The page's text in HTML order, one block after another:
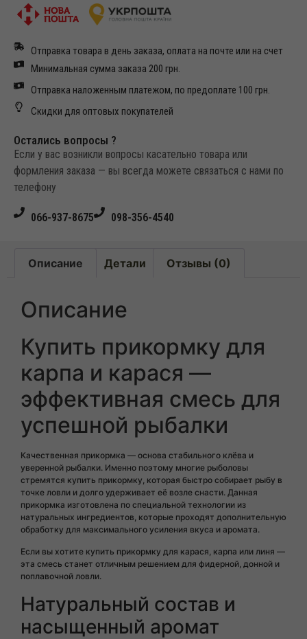
Отправка товара в день заказа, оплата на почте или на счет
Минимальная сумма заказа 200 грн.
Отправка наложенным платежом, по предоплате 100 грн.
Скидки для оптовых покупателей
Остались вопросы ?
Если у вас возникли вопросы касательно товара или
формления заказа — вы всегда можете связаться с нами по
телефону
066-937-8675 098-356-4540
Описание Детали Отзывы (0)
Описание
Купить прикормку для
карпа и карася —
эффективная смесь для
успешной рыбалки
Качественная прикормка — основа стабильного клёва и
уверенной рыбалки. Именно поэтому многие рыболовы
стремятся купить прикормку, которая быстро собирает рыбу в
точке ловли и долго удерживает её возле снасти. Данная
прикормка изготовлена по специальной технологии из
натуральных ингредиентов, которые проходят дополнительную
обработку для максимального усиления вкуса и аромата.
Если вы хотите купить прикормку для карася, карпа или линя —
эта смесь станет отличным решением для фидерной, донной и
поплавочной ловли.
Натуральный состав и
насыщенный аромат